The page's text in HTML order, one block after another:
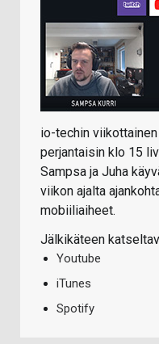
io-techin
perjantaisin klo 15
Sampsa ja Juha
viikon ajalta
mobiiliaiheet.
Jälkikäteen
Youtube
iTunes
Spotify